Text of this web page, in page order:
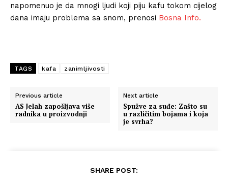
napomenuo je da mnogi ljudi koji piju kafu tokom cijelog
dana imaju problema sa snom, prenosi Bosna Info.
TAGS kafa zanimljivosti
Previous article
AS Jelah zapošljava više
radnika u proizvodnji
Next article
Spužve za suđe: Zašto su
u različitim bojama i koja
je svrha?
SHARE POST: